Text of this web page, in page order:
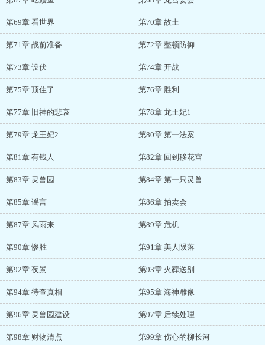
第69章 看世界 第70章 故土
第71章 战前准备 第72章 整顿防御
第73章 设伏 第74章 开战
第75章 顶住了 第76章 胜利
第77章 旧神的悲哀 第78章 龙王妃1
第79章 龙王妃2 第80章 第一法案
第81章 有钱人 第82章 回到移花宫
第83章 灵兽园 第84章 第一只灵兽
第85章 谣言 第86章 拍卖会
第87章 风雨来 第89章 危机
第90章 惨胜 第91章 美人陨落
第92章 夜景 第93章 火葬送别
第94章 待查真相 第95章 海神雕像
第96章 灵兽园建设 第97章 后续处理
第98章 财物清点 第99章 伤心的柳长河